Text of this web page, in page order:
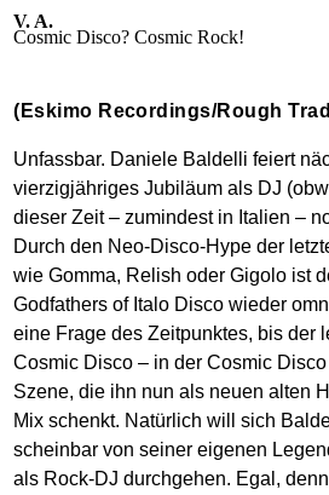
V. A.
Cosmic Disco? Cosmic Rock!
(Eskimo Recordings/Rough
Unfassbar. Daniele Baldelli feiert
vierzigjähriges Jubiläum als DJ
dieser Zeit – zumindest in Italien –
Durch den Neo-Disco-Hype der
wie Gomma, Relish oder Gigolo ist
Godfathers of Italo Disco wieder
eine Frage des Zeitpunktes, bis der
Cosmic Disco – in der Cosmic
Szene, die ihn nun als neuen alten
Mix schenkt. Natürlich will sich
scheinbar von seiner eigenen
als Rock-DJ durchgehen. Egal,